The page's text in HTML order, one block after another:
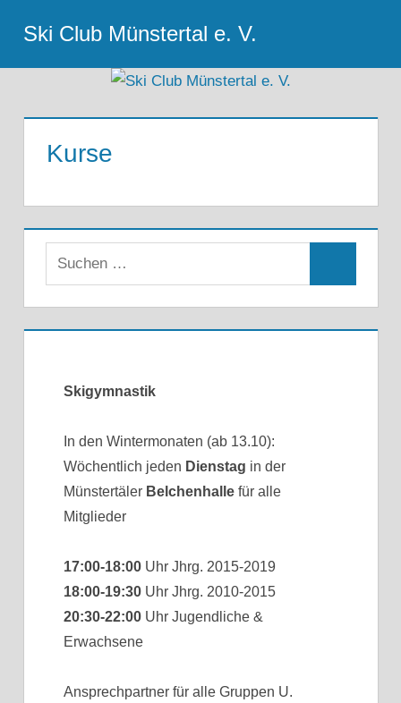
Inhalt
springen
Ski Club Münstertal e. V.
Kurse
Skigymnastik
In den Wintermonaten (ab 13.10):
Wöchentlich jeden Dienstag in der
Münstertäler Belchenhallefür alle
Mitglieder
17:00-18:00Uhr Jhrg. 2015-2019
18:00-19:30Uhr Jhrg. 2010-2015
20:30-22:00Uhr Jugendliche &
Erwachsene
Ansprechpartner für alle Gruppen U.